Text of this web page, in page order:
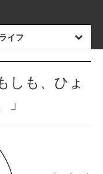
イフ
しも、ひょ